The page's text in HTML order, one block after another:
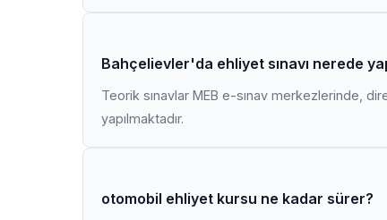
Bahçelievler'da ehliyet sınavı nerede
Teorik sınavlar MEB e-sınav merkezlerinde,
yapılmaktadır.
otomobil ehliyet kursu ne kadar sürer?